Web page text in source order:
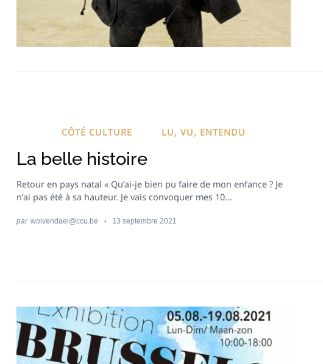
CÔTÉ CULTURE LU, VU, ENTENDU
La belle histoire
Retour en pays natal « Qu’ai-je bien pu faire de mon enfance ? Je
n’ai pas été à sa hauteur. Je vais convoquer mes 10...
par wolvendael@ccu.be 13 septembre 2021